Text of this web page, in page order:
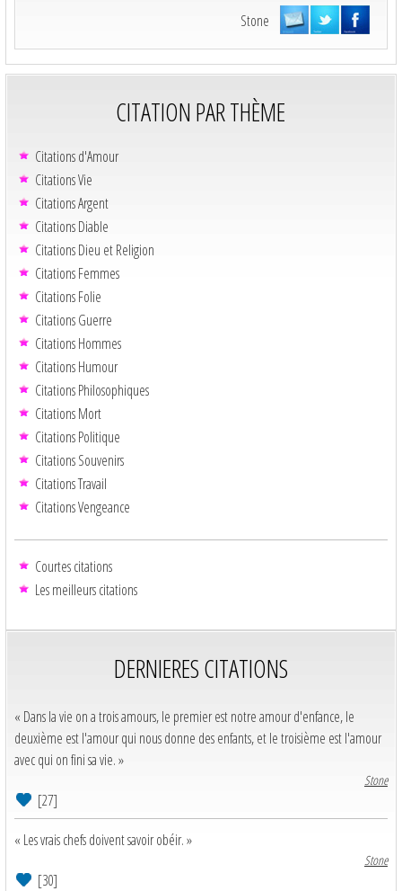
Stone
CITATION PAR THÈME
Citations d'Amour
Citations Vie
Citations Argent
Citations Diable
Citations Dieu et Religion
Citations Femmes
Citations Folie
Citations Guerre
Citations Hommes
Citations Humour
Citations Philosophiques
Citations Mort
Citations Politique
Citations Souvenirs
Citations Travail
Citations Vengeance
Courtes citations
Les meilleurs citations
DERNIERES CITATIONS
« Dans la vie on a trois amours, le premier est notre amour d'enfance, le
deuxième est l'amour qui nous donne des enfants, et le troisième est l'amour
avec qui on fini sa vie. »
Stone
[27]
« Les vrais chefs doivent savoir obéir. »
Stone
[30]